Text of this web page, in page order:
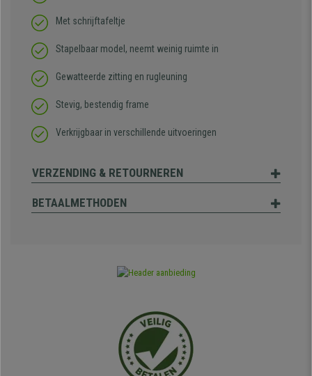
Met schrijftafeltje
Stapelbaar model, neemt weinig ruimte in
Gewatteerde zitting en rugleuning
Stevig, bestendig frame
Verkrijgbaar in verschillende uitvoeringen
VERZENDING & RETOURNEREN
BETAALMETHODEN